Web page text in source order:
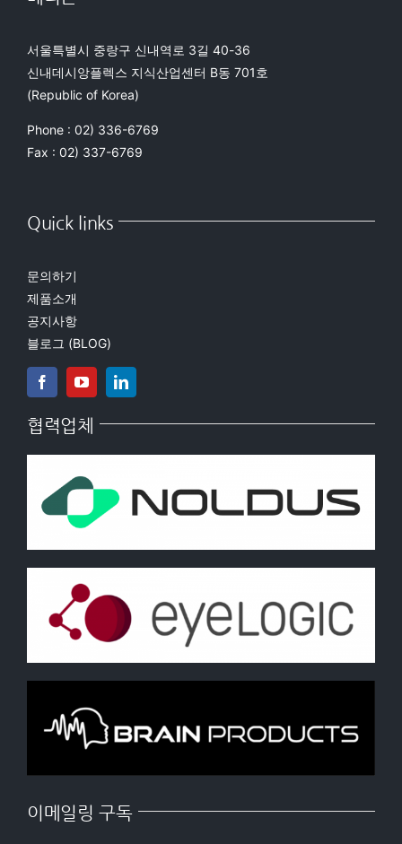
서울특별시 중랑구 신내역로 3길 40-36
신내데시앙플렉스 지식산업센터 B동 701호
(Republic of Korea)
Phone : 02) 336-6769
Fax : 02) 337-6769
Quick links
문의하기
제품소개
공지사항
블로그 (BLOG)
협력업체
이메일링 구독